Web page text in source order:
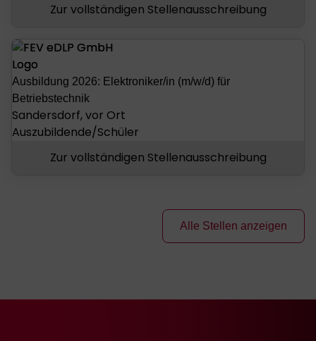
Zur vollständigen Stellenausschreibung
Ausbildung 2026: Elektroniker/in (m/w/d) für
Betriebstechnik
Sandersdorf, vor Ort
Auszubildende/Schüler
Zur vollständigen Stellenausschreibung
Alle Stellen anzeigen